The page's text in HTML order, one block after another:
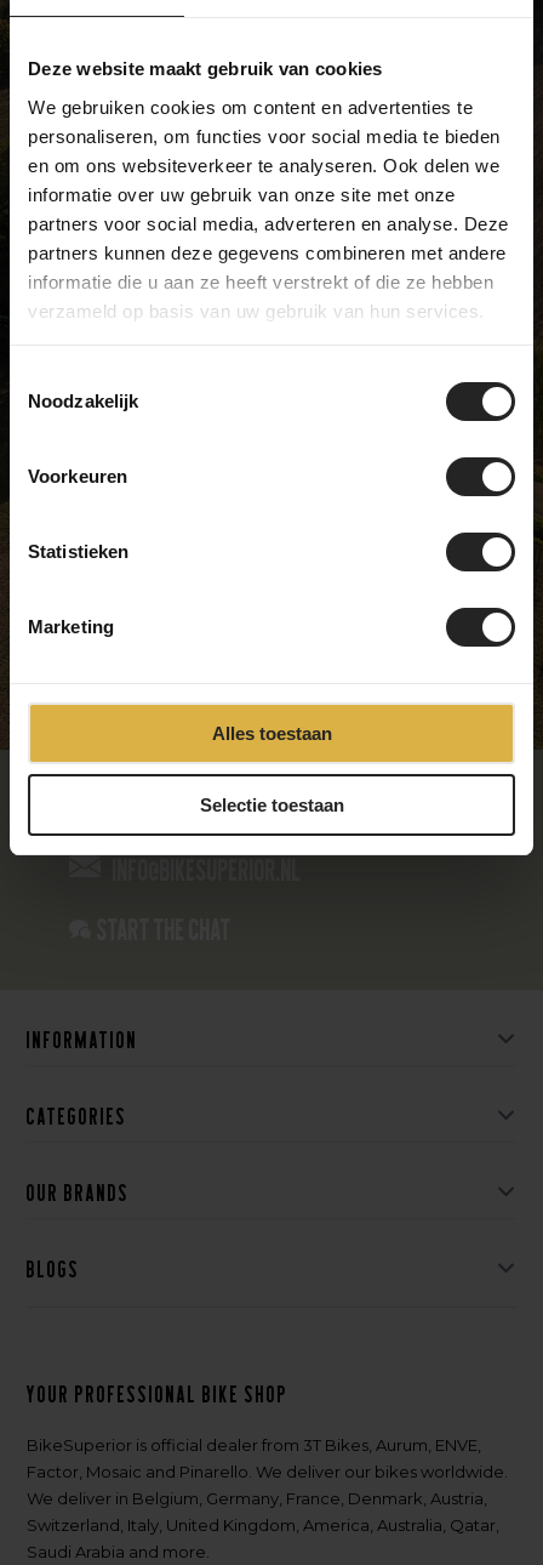
Deze website maakt gebruik van cookies
We gebruiken cookies om content en advertenties te
personaliseren, om functies voor social media te bieden
en om ons websiteverkeer te analyseren. Ook delen we
informatie over uw gebruik van onze site met onze
partners voor social media, adverteren en analyse. Deze
partners kunnen deze gegevens combineren met andere
informatie die u aan ze heeft verstrekt of die ze hebben
verzameld op basis van uw gebruik van hun services.
Noodzakelijk
Voorkeuren
Statistieken
Marketing
Alles toestaan
Selectie toestaan
unique models and have a real
showroom and discover it for
yourself!
BikeSuperior
De Joncheerelaan 25
7441 HA Nijverdal
The Netherlands
Monday
Saturday
085-4866235
Information
Categories
Our brands
Blogs
Your professional bike shop
BikeSuperior is official dealer from 3T Bikes, Aurum, ENVE,
Factor, Mosaic and Pinarello. We deliver our bikes worldwide.
We deliver in Belgium, Germany, France, Denmark, Austria,
Switzerland, Italy, United Kingdom, America, Australia, Qatar,
Saudi Arabia and more.